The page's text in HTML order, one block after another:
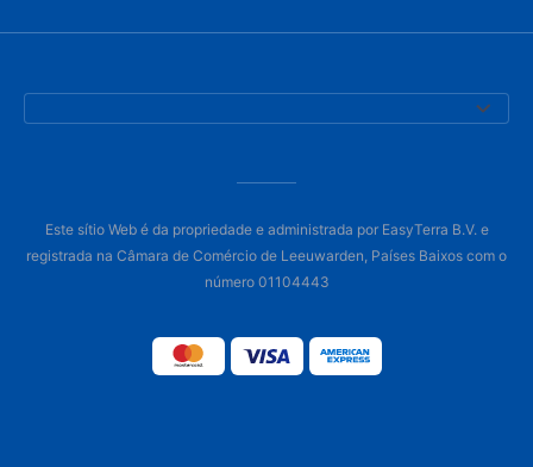
Este sítio Web é da propriedade e administrada por EasyTerra B.V. e
registrada na Câmara de Comércio de Leeuwarden, Países Baixos com o
número 01104443